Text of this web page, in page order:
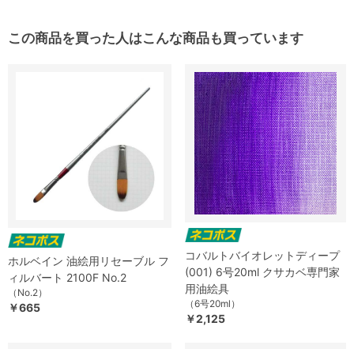
この商品を買った人はこんな商品も買っています
ホルベイン 油絵用リセーブル フ
ィルバート 2100F No.2
（No.2）
￥665
コバルトバイオレットディープ
(001) 6号20ml クサカベ専門家
用油絵具
（6号20ml）
￥2,125